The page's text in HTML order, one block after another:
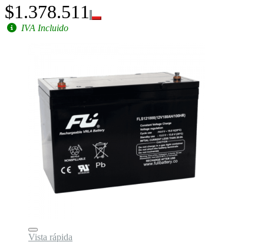
$1.378.511
IVA Incluido
Vista rápida